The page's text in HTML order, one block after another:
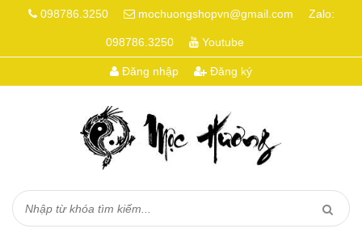
098786.3250 mochuongshopvn@gmail.com Zalo:
098786.3250 Youtube
Đăng nhập Đăng ký